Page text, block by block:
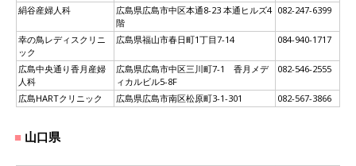
絹谷産婦人科
広島県広島市中区本通8-23 本通ヒルズ4
階
082-247-6399
幸の鳥レディスクリニ
ック
広島県福山市春日町1丁目7-14 084-940-1717
広島中央通り香月産婦
人科
広島県広島市中区三川町7-1 香月メデ
ィカルビル5-8F
082-546-2555
広島HARTクリニック 広島県広島市南区松原町3-1-301 082-567-3866
山口県